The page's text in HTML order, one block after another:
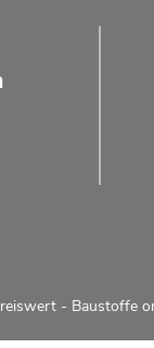
- Baustoffe